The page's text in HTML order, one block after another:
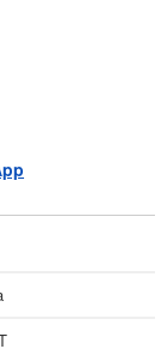
vívidos y
la